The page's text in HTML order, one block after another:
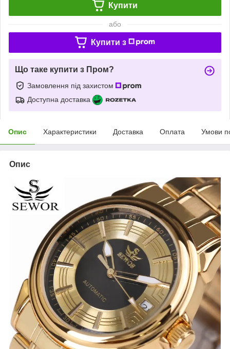
Купити
або
Купити з
Що таке купити з Пром?
Замовлення під захистом
Доступна доставка
Опис Характеристики Доставка Оплата Умови
Опис